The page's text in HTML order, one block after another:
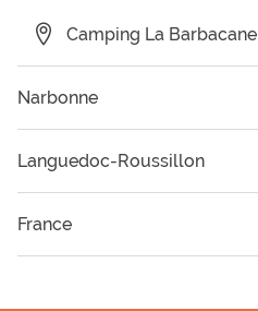
Camping La Barbacane
Narbonne
Languedoc-Roussillon
France